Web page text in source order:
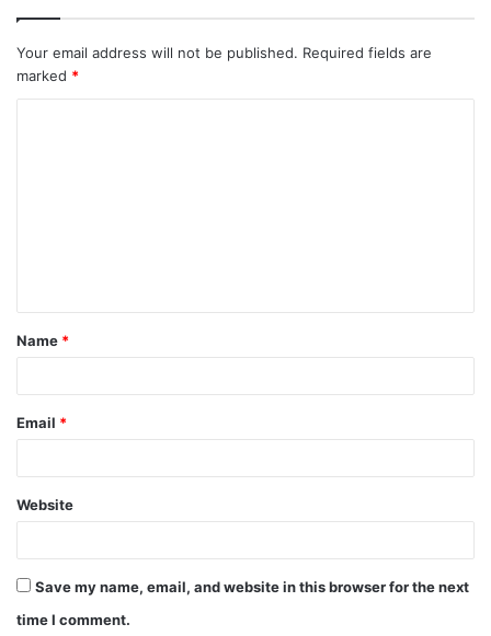
Your email address will not be published. Required fields are
marked *
Name *
Email *
Website
Save my name, email, and website in this browser for the next
time I comment.